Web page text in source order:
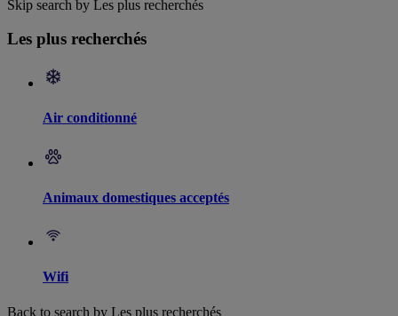
Skip search by Les plus recherchés
Les plus recherchés
Air conditionné
Animaux domestiques acceptés
Wifi
Back to search by Les plus recherchés